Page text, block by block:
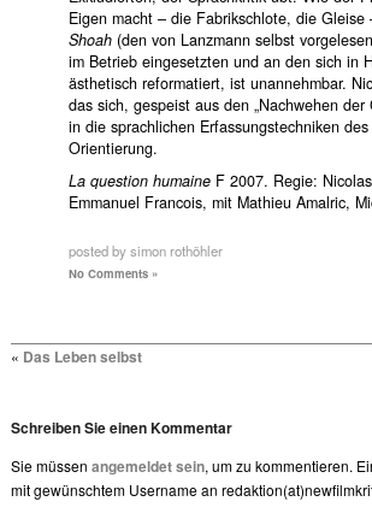
Eigen macht – die Fabrikschlote, die
Shoah (den von Lanzmann selbst
im Betrieb eingesetzten und an den sich in
ästhetisch reformatiert, ist unannehmbar.
das sich, gespeist aus den „Nachwehen
in die sprachlichen Erfassungstechniken
Orientierung.
La question humaine F 2007. Regie:
Emmanuel Francois, mit Mathieu Amalric,
posted by simon rothöhler
No Comments »
« Das Leben selbst
Schreiben Sie einen Kommentar
Sie müssen angemeldet sein, um zu kommentieren.
mit gewünschtem Username an